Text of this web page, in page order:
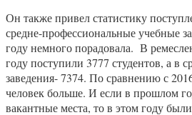
Он также привел статистику
средне-профессиональные учебные
году немного порадовала. В
году поступили 3777 студентов, а в
заведения- 7374. По сравнению с
человек больше. И если в прошлом
вакантные места, то в этом году